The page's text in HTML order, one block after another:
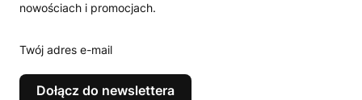
nowościach i promocjach.
Twój adres e-mail
Dołącz do newslettera